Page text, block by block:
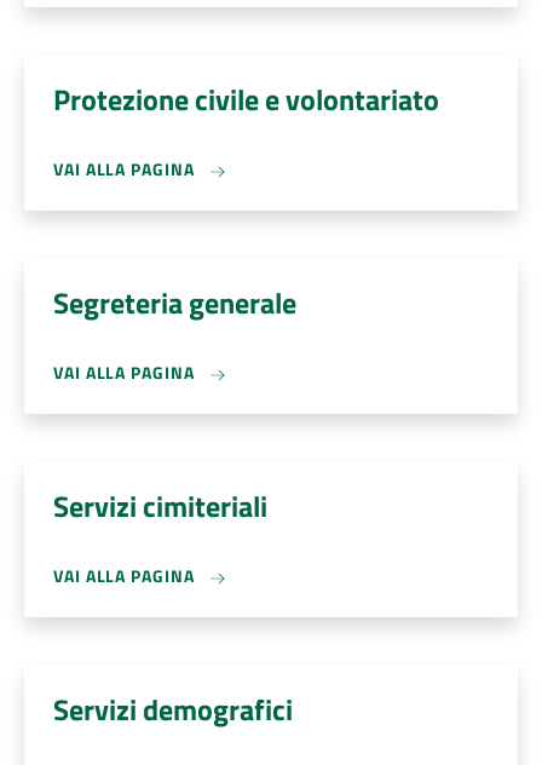
Protezione civile e volontariato
VAI ALLA PAGINA
Segreteria generale
VAI ALLA PAGINA
Servizi cimiteriali
VAI ALLA PAGINA
Servizi demografici